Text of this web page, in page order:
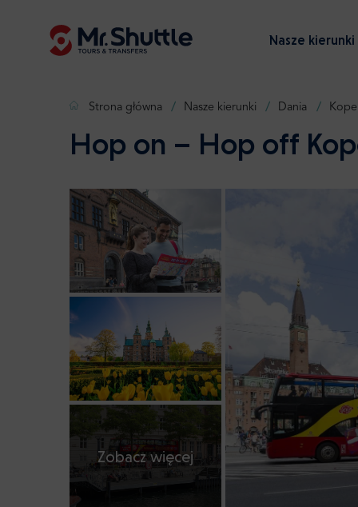
Nasze kierunki
Strona główna Nasze kierunki Dania
Hop on – Hop off
Zobacz więcej